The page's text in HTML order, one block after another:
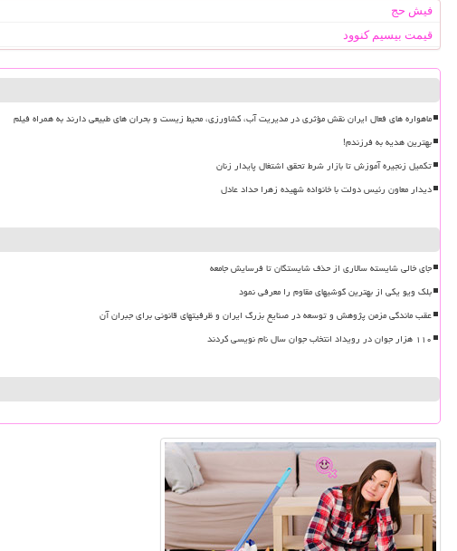
فیش حج
قیمت بیسیم کنوود
ماهواره های فعال ایران نقش مؤثری در مدیریت آب، کشاورزی، محیط زیست و بحران های طبیعی دارند به همراه فیلم
بهترین هدیه به فرزندم!
تکمیل زنجیره آموزش تا بازار شرط تحقق اشتغال پایدار زنان
دیدار معاون رئیس دولت با خانواده شهیده زهرا حداد عادل
جای خالی شایسته سالاری از حذف شایستگان تا فرسایش جامعه
بلک ویو یکی از بهترین گوشیهای مقاوم را معرفی نمود
عقب ماندگی مزمن پژوهش و توسعه در صنایع بزرگ ایران و ظرفیتهای قانونی برای جبران آن
۱۱۰ هزار جوان در رویداد انتخاب جوان سال نام نویسی کردند